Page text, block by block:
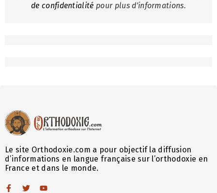
de confidentialité pour plus d'informations.
Le site Orthodoxie.com a pour objectif la diffusion
d’informations en langue française sur l’orthodoxie en
France et dans le monde.